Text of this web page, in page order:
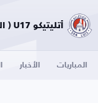
أتليتيكو U17 ( المكسيك )
المباريات الأخبار